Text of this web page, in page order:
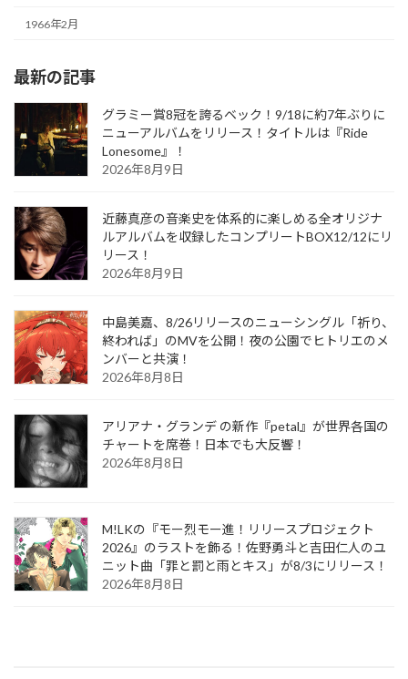
1966年2月
最新の記事
グラミー賞8冠を誇るベック！9/18に約7年ぶりに
ニューアルバムをリリース！タイトルは『Ride
Lonesome』！
2026年8月9日
近藤真彦の音楽史を体系的に楽しめる全オリジナ
ルアルバムを収録したコンプリートBOX12/12にリ
リース！
2026年8月9日
中島美嘉、8/26リリースのニューシングル「祈り、
終われば」のMVを公開！夜の公園でヒトリエのメ
ンバーと共演！
2026年8月8日
アリアナ・グランデ の新作『petal』が世界各国の
チャートを席巻！日本でも大反響！
2026年8月8日
M!LKの『モー烈モー進！リリースプロジェクト
2026』のラストを飾る！佐野勇斗と吉田仁人のユ
ニット曲「罪と罰と雨とキス」が8/3にリリース！
2026年8月8日